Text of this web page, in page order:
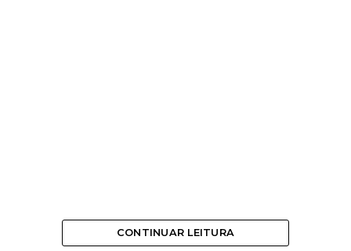
CONTINUAR LEITURA